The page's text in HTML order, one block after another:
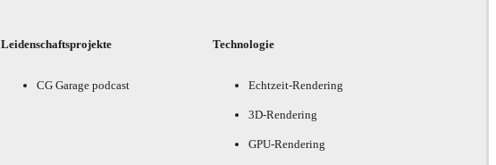
Leidenschaftsprojekte
CG Garage podcast
Technologie
Echtzeit-Rendering
3D-Rendering
GPU-Rendering